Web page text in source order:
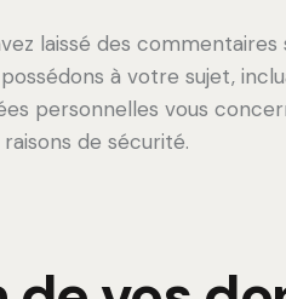
laissé des
à votre sujet,
personnelles vous
de sécurité.